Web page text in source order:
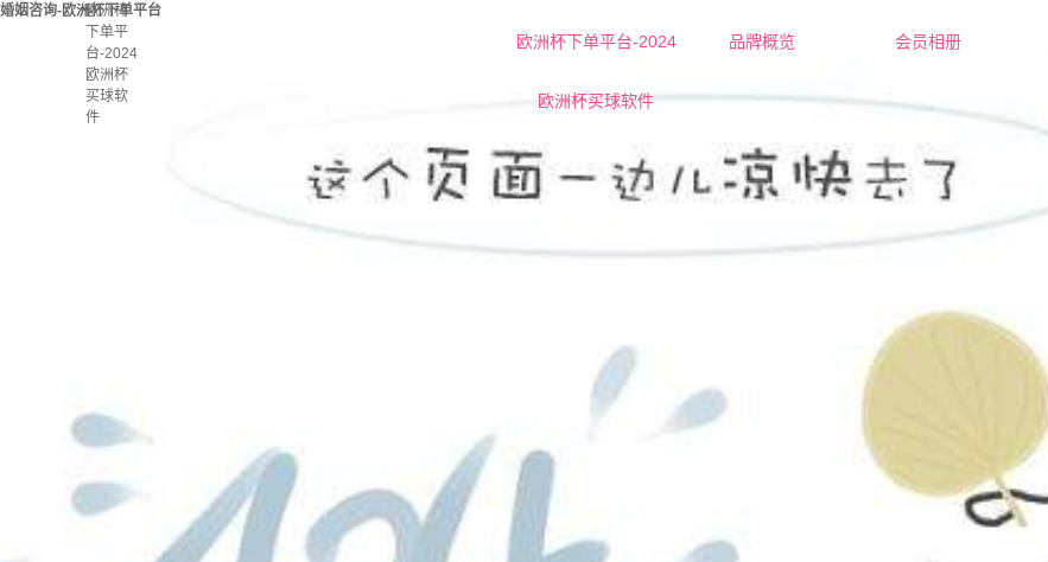
婚姻咨询-欧洲杯下单平台
欧洲杯下单平台-2024
欧洲杯买球软件
品牌概览
欧洲杯下单平台的简介
营业执照
会员相册
女士
男士
欧洲杯
下单平
台-2024
欧洲杯
买球软
件